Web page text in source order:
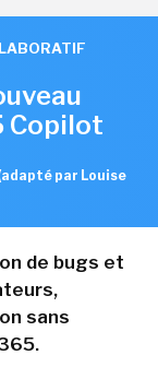
Copilot
par Louise
de bugs et
sans